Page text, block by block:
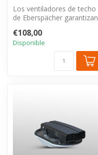
Los ventiladores de techo
de Eberspächer garantizan
i...
€108,00
Disponible